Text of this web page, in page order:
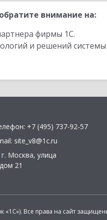
внимание на:
фирмы 1С.
и решений
+7 (495) 737-92-57
site_v8@1c.ru
г. Москва, улица
21
«1С»). Все права на сайт